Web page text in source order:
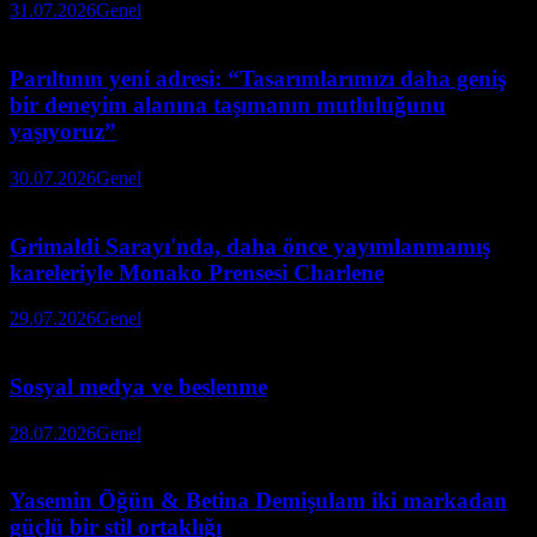
31.07.2026Genel
Parıltının yeni adresi: “Tasarımlarımızı daha geniş
bir deneyim alanına taşımanın mutluluğunu
yaşıyoruz”
30.07.2026Genel
Grimaldi Sarayı'nda, daha önce yayımlanmamış
kareleriyle Monako Prensesi Charlene
29.07.2026Genel
Sosyal medya ve beslenme
28.07.2026Genel
Yasemin Öğün & Betina Demişulam iki markadan
güçlü bir stil ortaklığı